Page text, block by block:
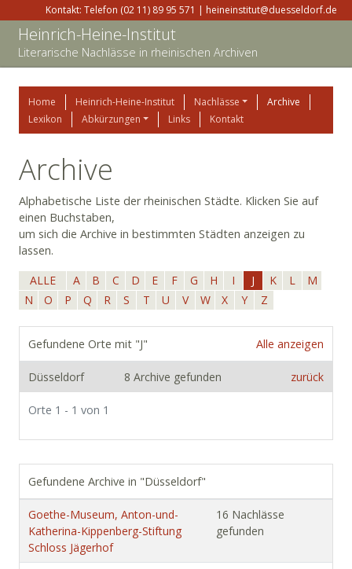
Kontakt: Telefon (02 11) 89 95 571 | heineinstitut@duesseldorf.de
Heinrich-Heine-Institut
Literarische Nachlässe in rheinischen Archiven
Home Heinrich-Heine-Institut Nachlässe
Archive
Lexikon
Abkürzungen Links Kontakt
Archive
Alphabetische Liste der rheinischen Städte. Klicken Sie auf
einen Buchstaben,
um sich die Archive in bestimmten Städten anzeigen zu
lassen.
ALLE
A B C D E F G H I J K L
M
N
O P Q R S T U V W X Y Z
Alle anzeigen
Gefundene Orte mit "J"
Düsseldorf 8 Archive gefunden zurück
Orte 1 - 1 von 1
Gefundene Archive in "Düsseldorf"
Goethe-Museum, Anton-und-
Katherina-Kippenberg-Stiftung
Schloss Jägerhof
16 Nachlässe
gefunden